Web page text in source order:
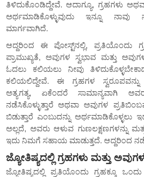
ತಿಳಿದುಕೊಂಡಿದ್ದೇವೆ. ಆದಾಗ್ಯೂ, ಗ್ರಹಗಳು
ಅರ್ಥಮಾಡಿಕೊಳ್ಳುವುದು ಇನ್ನೂ
ಮಾರ್ಗವಾಗಿದೆ.
ಆದ್ದರಿಂದ ಈ ಪೋಸ್ಟ್‌ನಲ್ಲಿ, ಪ್ರತಿಯೊಂದು
ಪ್ರಾಮುಖ್ಯತೆ, ಅವುಗಳ ಸ್ವಭಾವ ಮತ್ತು
ಓದಲು ಕಲಿಯಲು ನೀವು
ಕಲಿಯಲಿದ್ದೇವೆ. ಈ ಗ್ರಹಗಳ ಸ್ವರೂಪವನ್ನು
ಅತ್ಯಗತ್ಯ, ಏಕೆಂದರೆ ಸಾಮಾನ್ಯವಾಗಿ
ನಡೆಸಿಕೊಳ್ಳುತ್ತಾರೆ ಅಥವಾ ಅವುಗಳ
ಬಿಡುತ್ತಾರೆ ಎಂಬುದನ್ನು ಅರ್ಥಮಾಡಿಕೊಳ್ಳಲು
ಅಲ್ಲದೆ, ಅವರು ಆಳುವ ಗುಣಲಕ್ಷಣಗಳನ್ನು
ಇದು ನಿಮಗೆ ಸಹಾಯ ಮಾಡುತ್ತದೆ. ಆದ್ದರಿಂದ
ಜ್ಯೋತಿಷ್ಯದಲ್ಲಿ ಗ್ರಹಗಳು ಮತ್ತು
ಜ್ಯೋತಿಷ್ಯದಲ್ಲಿ ಪ್ರತಿಯೊಂದು ಗ್ರಹಕ್ಕೂ